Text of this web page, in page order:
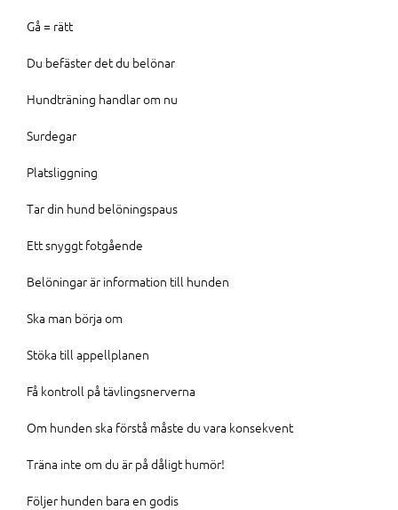
Gå = rätt
Du befäster det du belönar
Hundträning handlar om nu
Surdegar
Platsliggning
Tar din hund belöningspaus
Ett snyggt fotgående
Belöningar är information till hunden
Ska man börja om
Stöka till appellplanen
Få kontroll på tävlingsnerverna
Om hunden ska förstå måste du vara konsekvent
Träna inte om du är på dåligt humör!
Följer hunden bara en godis